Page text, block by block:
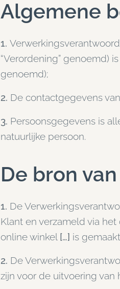
Algemene
1.
“Verordening” genoemd) is
genoemd);
2. De contactgegevens
3. Persoonsgegevens is
natuurlijke persoon.
De bron
1. De
Klant en verzameld via
online winkel […] is
2. De
zijn voor de uitvoering van